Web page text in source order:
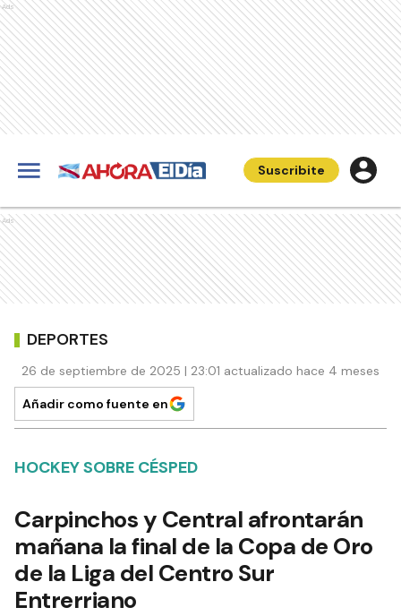
Ads
Suscribite
Ads
DEPORTES
26 de septiembre de 2025 | 23:01 actualizado hace 4 meses
Añadir como fuente en
HOCKEY SOBRE CÉSPED
Carpinchos y Central afrontarán
mañana la final de la Copa de Oro
de la Liga del Centro Sur
Entrerriano